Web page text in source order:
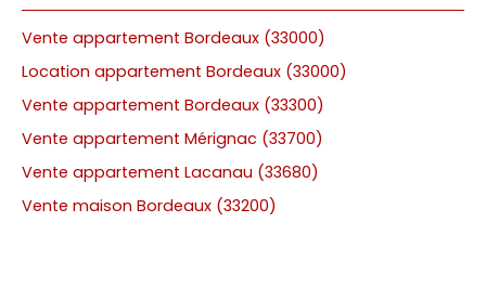
Vente appartement Bordeaux (33000)
Location appartement Bordeaux (33000)
Vente appartement Bordeaux (33300)
Vente appartement Mérignac (33700)
Vente appartement Lacanau (33680)
Vente maison Bordeaux (33200)